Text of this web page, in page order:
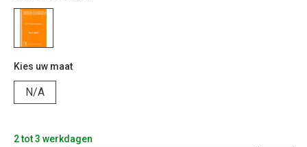
Kies uw maat
N/A
2 tot 3 werkdagen